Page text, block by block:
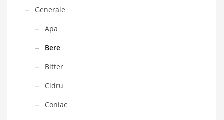
Generale
Apa
Bere
Bitter
Cidru
Coniac